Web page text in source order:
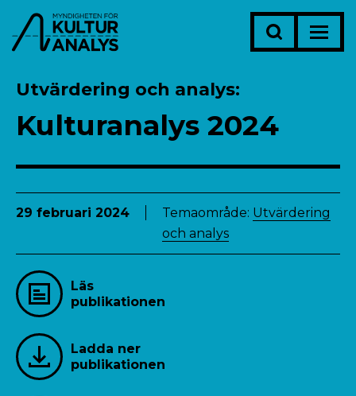
Utvärdering och analys
Kulturanalys 2024
29 februari 2024 Temaområde: Utvärdering
och analys
Läs
publikationen
Ladda ner
publikationen